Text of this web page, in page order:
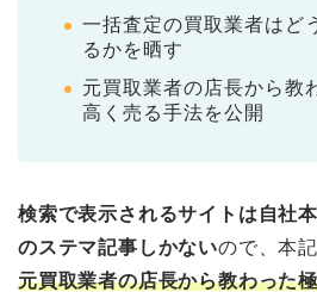
一括査定の買取業者はど
るかを晒す
元買取業者の店長から教
高く売る手法を公開
検索で表示されるサイトは自社
のステマ記事しかないので、本
元買取業者の店長から教わった